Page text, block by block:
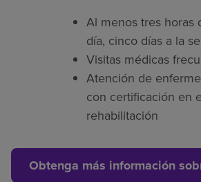
Al menos tres horas
día, cinco días a la
Visitas médicas
Atención de
con certificación en
rehabilitación
Obtenga más información